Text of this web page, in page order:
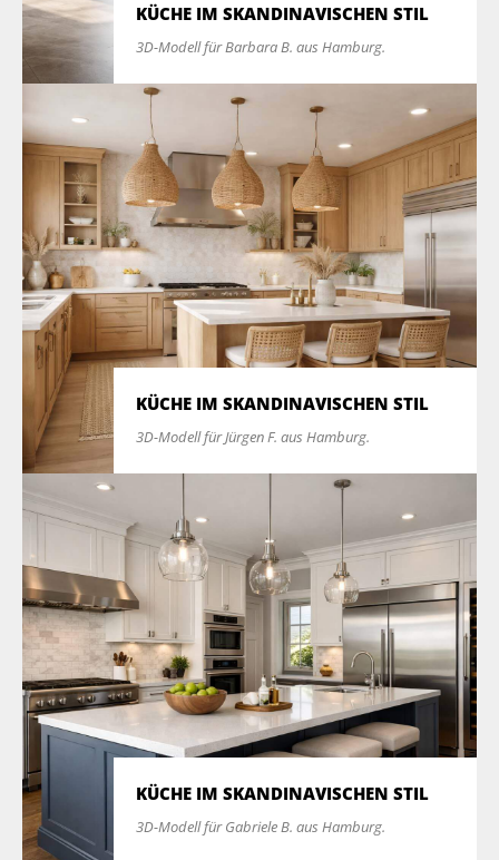
KÜCHE IM SKANDINAVISCHEN STIL
3D-Modell für Barbara B. aus Hamburg.
KÜCHE IM SKANDINAVISCHEN STIL
3D-Modell für Jürgen F. aus Hamburg.
KÜCHE IM SKANDINAVISCHEN STIL
3D-Modell für Gabriele B. aus Hamburg.